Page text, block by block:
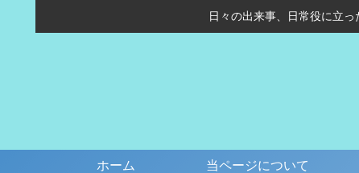
日々の出来事、日常役に立
ホーム 当ページについて